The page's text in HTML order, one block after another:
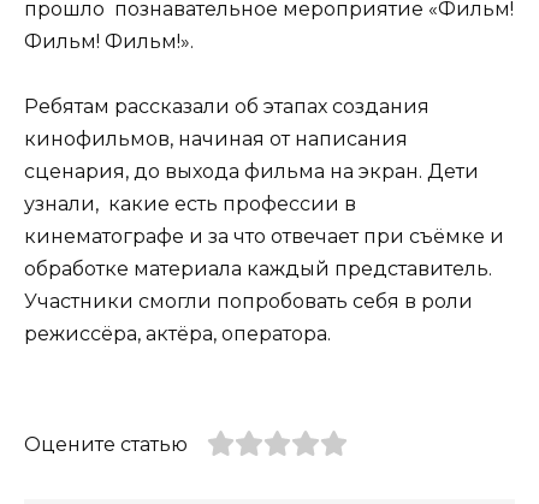
прошло познавательное мероприятие «Фильм!
Фильм! Фильм!».
Ребятам рассказали об этапах создания
кинофильмов, начиная от написания
сценария, до выхода фильма на экран. Дети
узнали, какие есть профессии в
кинематографе и за что отвечает при съёмке и
обработке материала каждый представитель.
Участники смогли попробовать себя в роли
режиссёра, актёра, оператора.
Оцените статью